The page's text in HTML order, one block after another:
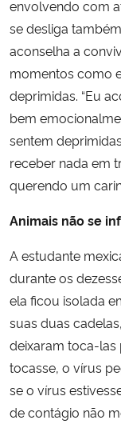
envolvendo com
se desliga
aconselha a
momentos como
deprimidas. “Eu
bem
sentem
receber nada em
querendo um
Animais não se
A estudante
durante os
ela ficou isolada
suas duas
deixaram toca-las
tocasse, o vírus
se o vírus
de contágio não